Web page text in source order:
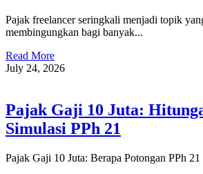
Pajak freelancer seringkali menjadi topik
membingungkan bagi banyak...
Read More
July 24, 2026
Pajak Gaji 10 Juta:
Simulasi PPh 21
Pajak Gaji 10 Juta: Berapa Potongan PPh 21